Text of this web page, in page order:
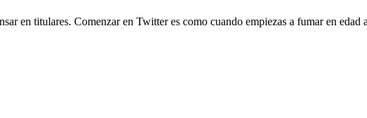
en titulares. Comenzar en Twitter es como cuando empiezas a fumar en